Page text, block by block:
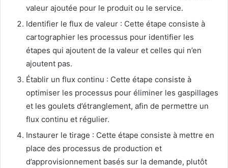
valeur ajoutée pour le produit ou le service.
Identifier le flux de valeur : Cette étape consiste à
cartographier les processus pour identifier les
étapes qui ajoutent de la valeur et celles qui n’en
ajoutent pas.
Établir un flux continu : Cette étape consiste à
optimiser les processus pour éliminer les gaspillages
et les goulets d’étranglement, afin de permettre un
flux continu et régulier.
Instaurer le tirage : Cette étape consiste à mettre en
place des processus de production et
d’approvisionnement basés sur la demande, plutôt